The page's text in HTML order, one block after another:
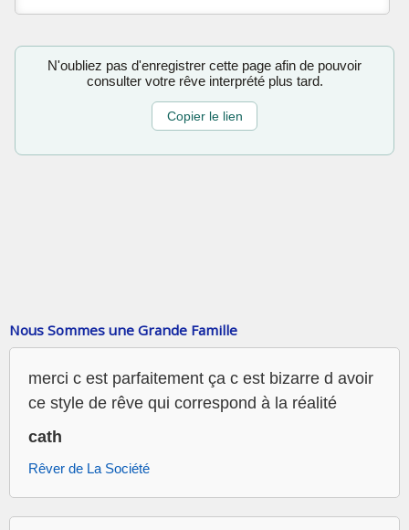
N'oubliez pas d'enregistrer cette page afin de pouvoir
consulter votre rêve interprété plus tard.
Copier le lien
Nous Sommes une Grande Famille
merci c est parfaitement ça c est bizarre d avoir
ce style de rêve qui correspond à la réalité
cath
Rêver de La Société